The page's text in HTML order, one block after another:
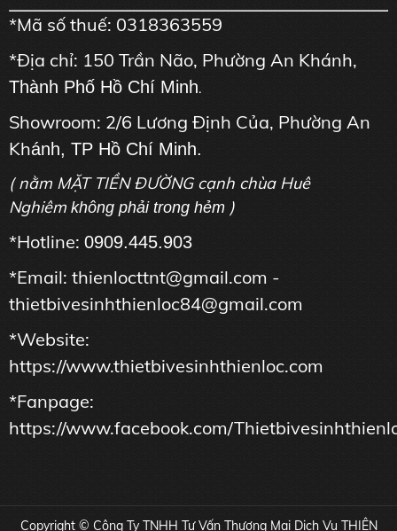
*Mã số thuế: 0318363559
*Địa chỉ: 150 Trần Não, Phường An Khánh,
Thành Phố Hồ Chí Minh.
Showroom: 2/6 Lương Định Của, Phường An
Khánh, TP Hồ Chí Minh.
( nằm MẶT TIỀN ĐƯỜNG cạnh chùa Huê
Nghiêm không phải trong hẻm )
*Hotline: 0909.445.903
*Email: thienlocttnt@gmail.com -
thietbivesinhthienloc84@gmail.com
*Website:
https://www.thietbivesinhthienloc.com
*Fanpage:
https://www.facebook.com/
Copyright © Công Ty TNHH Tư Vấn Thương Mại Dịch Vụ THIÊN